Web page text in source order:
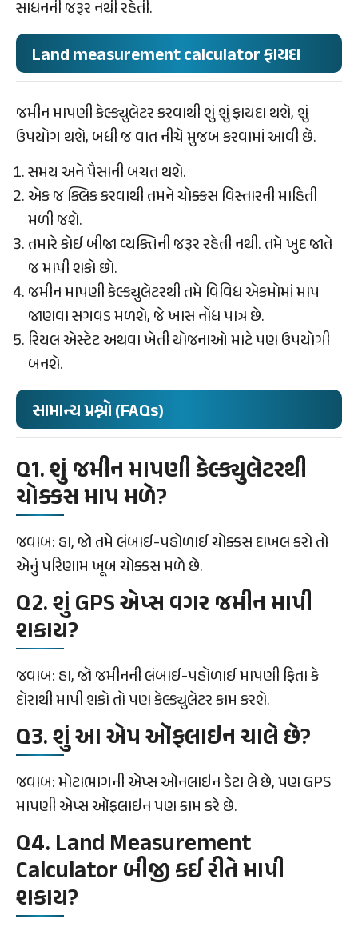
સાધનની જરૂર નથી રહેતી.
Land measurement calculator ફાયદા
જમીન માપણી કેલ્ક્યુલેટર કરવાથી શું શું ફાયદા થશે, શું
ઉપયોગ થશે, બધી જ વાત નીચે મુજબ કરવામાં આવી છે.
સમય અને પૈસાની બચત થશે.
એક જ ક્લિક કરવાથી તમને ચોક્કસ વિસ્તારની માહિતી
મળી જશે.
તમારે કોઈ બીજા વ્યક્તિની જરૂર રહેતી નથી. તમે ખુદ જાતે
જ માપી શકો છો.
જમીન માપણી કેલ્ક્યુલેટરથી તમે વિવિધ એકમોમાં માપ
જાણવા સગવડ મળશે, જે ખાસ નોંધ પાત્ર છે.
રિયલ એસ્ટેટ અથવા ખેતી યોજનાઓ માટે પણ ઉપયોગી
બનશે.
સામાન્ય પ્રશ્નો (FAQs)
Q1. શું જમીન માપણી કેલ્ક્યુલેટરથી
ચોક્કસ માપ મળે?
જવાબ: હા, જો તમે લંબાઈ-પહોળાઈ ચોક્કસ દાખલ કરો તો
એનું પરિણામ ખૂબ ચોક્કસ મળે છે.
Q2. શું GPS એપ્સ વગર જમીન માપી
શકાય?
જવાબ: હા, જો જમીનની લંબાઈ-પહોળાઈ માપણી ફિતા કે
દોરાથી માપી શકો તો પણ કેલ્ક્યુલેટર કામ કરશે.
Q3. શું આ એપ ઑફલાઇન ચાલે છે?
જવાબ: મોટાભાગની એપ્સ ઑનલાઇન ડેટા લે છે, પણ GPS
માપણી એપ્સ ઑફલાઇન પણ કામ કરે છે.
Q4. Land Measurement
Calculator બીજી કઈ રીતે માપી
શકાય?